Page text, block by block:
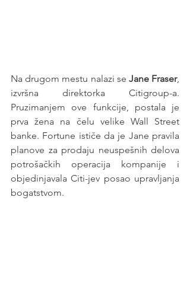
Na drugom mestu nalazi se Jane Fraser,
izvršna direktorka Citigroup-a.
Pruzimanjem ove funkcije, postala je
prva žena na čelu velike Wall Street
banke. Fortune ističe da je Jane pravila
planove za prodaju neuspešnih delova
potrošačkih operacija kompanije i
objedinjavala Citi-jev posao upravljanja
bogatstvom.